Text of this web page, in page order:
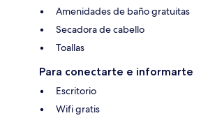
Amenidades de baño gratuitas
Secadora de cabello
Toallas
Para conectarte e informarte
Escritorio
Wifi gratis